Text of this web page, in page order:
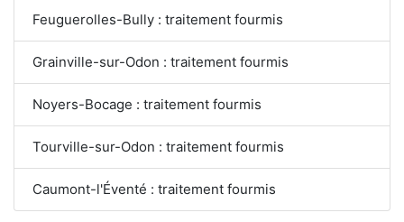
Feuguerolles-Bully : traitement fourmis
Grainville-sur-Odon : traitement fourmis
Noyers-Bocage : traitement fourmis
Tourville-sur-Odon : traitement fourmis
Caumont-l'Éventé : traitement fourmis